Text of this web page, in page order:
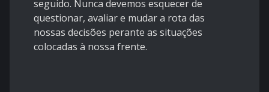
seguido. Nunca devemos esquecer de
questionar, avaliar e mudar a rota das
nossas decisões perante as situações
colocadas à nossa frente.